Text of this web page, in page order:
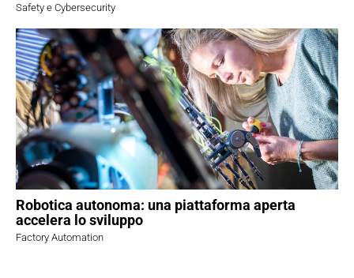
Safety e Cybersecurity
Robotica autonoma: una piattaforma aperta
accelera lo sviluppo
Factory Automation